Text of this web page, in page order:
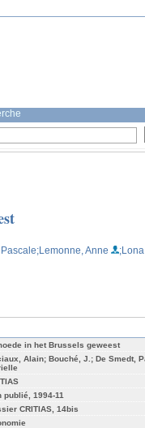
;Lemonne, Anne
in het Brussels geweest
Alain; Bouché, J.; De Smedt,
publié, 1994-11
CRITIAS, 14bis